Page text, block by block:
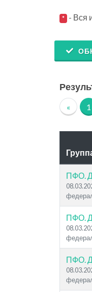
* - Вся
« 1
ПФО.
ПФО.
ПФО.